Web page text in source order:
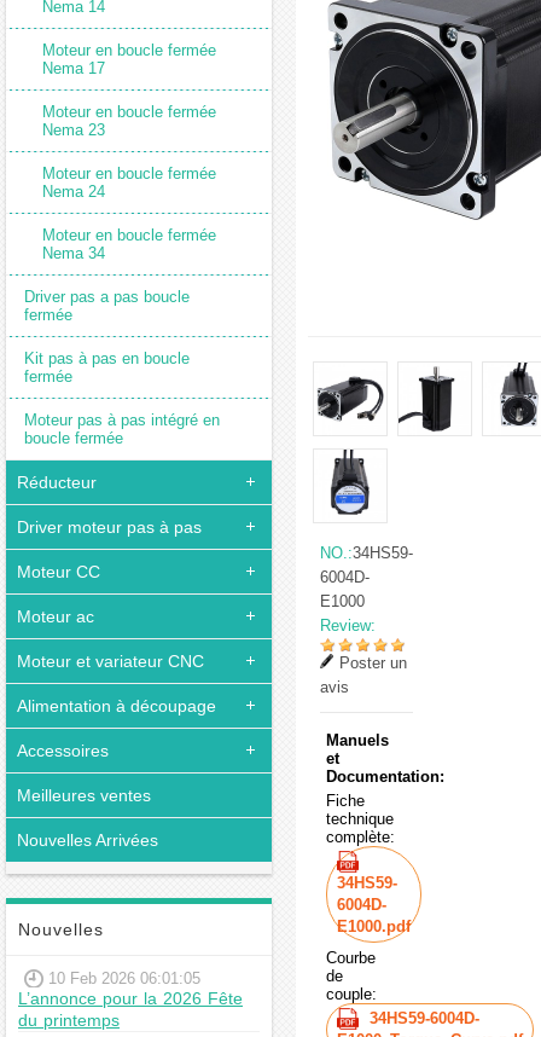
Nema 14
Moteur en boucle fermée
Nema 17
Moteur en boucle fermée
Nema 23
Moteur en boucle fermée
Nema 24
Moteur en boucle fermée
Nema 34
Driver pas a pas boucle
fermée
Kit pas à pas en boucle
fermée
Moteur pas à pas intégré en
boucle fermée
Réducteur
Driver moteur pas à pas
Moteur CC
Moteur ac
Moteur et variateur CNC
Alimentation à découpage
Accessoires
Meilleures ventes
Nouvelles Arrivées
Nouvelles
10 Feb 2026 06:01:05
L’annonce pour la 2026 Fête
du printemps
NO.:34HS59-
6004D-
E1000
Review:
Poster un
avis
Manuels
et
Documentation:
Fiche
technique
complète:
34HS59-
6004D-
E1000.pdf
Courbe
de
couple:
34HS59-6004D-